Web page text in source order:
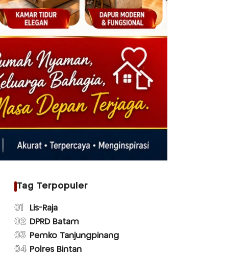
Tag Terpopuler
01 Lis-Raja
02 DPRD Batam
03 Pemko Tanjungpinang
04 Polres Bintan